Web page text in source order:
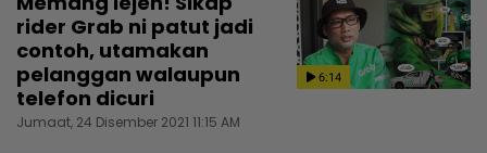
6:14
rider Grab ni patut jadi
contoh, utamakan
pelanggan walaupun
telefon dicuri
Jumaat, 24 Disember 2021 11:15 AM